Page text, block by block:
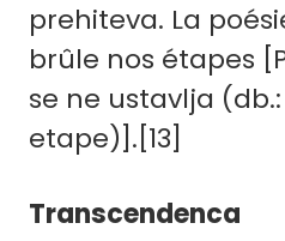
prehiteva. La
brûle nos étapes
se ne ustavlja
etape)].[13]
Transcendenca